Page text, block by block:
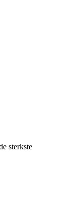
sterkste